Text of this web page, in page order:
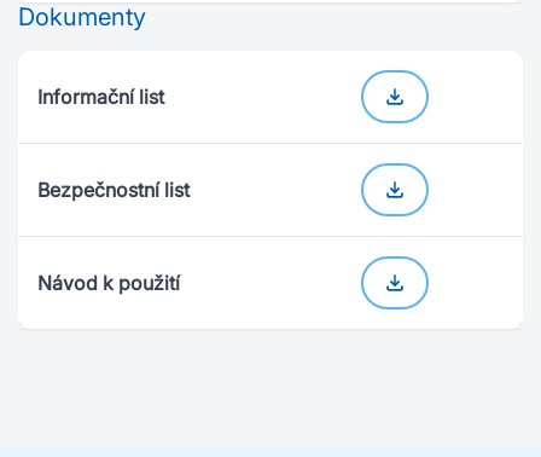
Dokumenty
Informační list
Bezpečnostní list
Návod k použití